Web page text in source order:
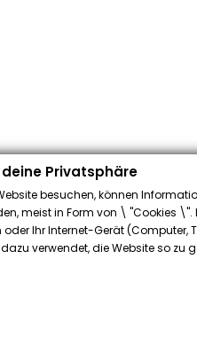
Privatsphäre
besuchen, können
meist in Form von \ "Cookies \".
oder Ihr Internet-Gerät (Computer,
verwendet, die Website so zu